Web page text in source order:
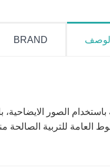
الوصف BRAND
باستخدام الصور
العامة للتربية الصالحة